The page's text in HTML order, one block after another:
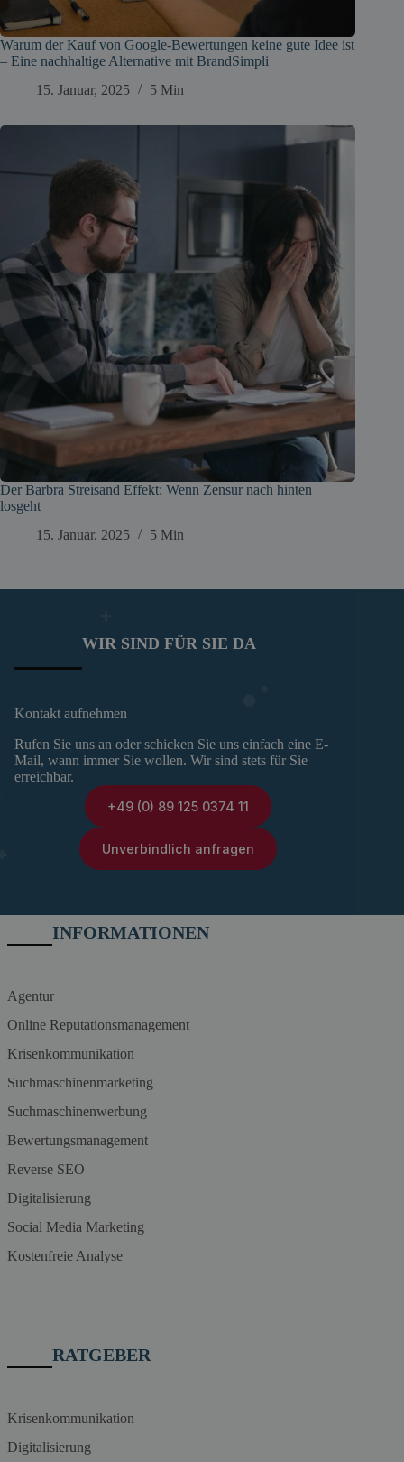
Warum der Kauf von Google-Bewertungen keine gute Idee ist
– Eine nachhaltige Alternative mit BrandSimpli
15. Januar, 2025
5 Min
Der Barbra Streisand Effekt: Wenn Zensur nach hinten
losgeht
15. Januar, 2025
5 Min
WIR SIND FÜR SIE DA
Kontakt aufnehmen
Rufen Sie uns an oder schicken Sie uns einfach eine E-
Mail, wann immer Sie wollen. Wir sind stets für Sie
erreichbar.
+49 (0) 89 125 0374 11
Unverbindlich anfragen
INFORMATIONEN
Agentur
Online Reputationsmanagement
Krisenkommunikation
Suchmaschinenmarketing
Suchmaschinenwerbung
Bewertungsmanagement
Reverse SEO
Digitalisierung
Social Media Marketing
Kostenfreie Analyse
RATGEBER
Krisenkommunikation
Digitalisierung